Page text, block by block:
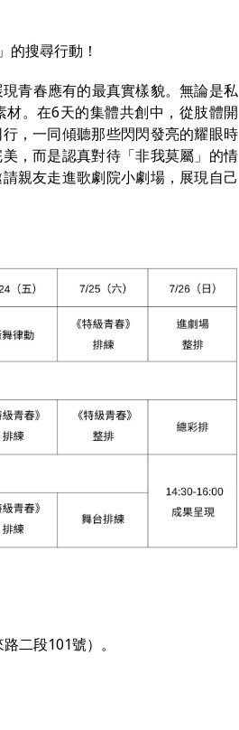
的搜尋行動！
青春應有的最真實樣貌。無論是私
。在6天的集體共創中，從肢體開
，一同傾聽那些閃閃發亮的耀眼時
，而是認真對待「非我莫屬」的情
親友走進歌劇院小劇場，展現自己
路二段101號）。